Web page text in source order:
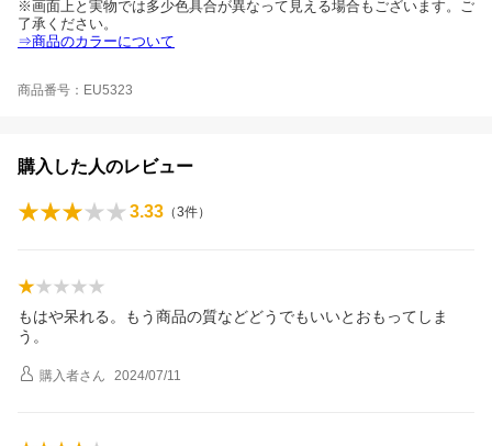
※画面上と実物では多少色具合が異なって見える場合もございます。ご
了承ください。
⇒商品のカラーについて
商品番号：EU5323
購入した人のレビュー
3.33 （3件）
もはや呆れる。もう商品の質などどうでもいいとおもってしま
う。
購入者さん 2024/07/11